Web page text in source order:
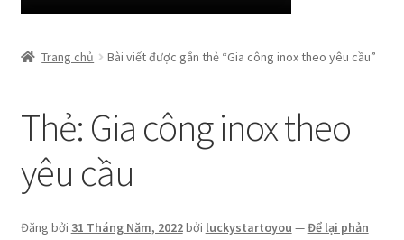
Tài khoản
Trang chủ Bài viết được gắn thẻ “Gia công inox theo yêu cầu”
Thẻ: Gia công inox theo
yêu cầu
Đăng bởi 31 Tháng Năm, 2022bởi luckystartoyou —Để lại phản